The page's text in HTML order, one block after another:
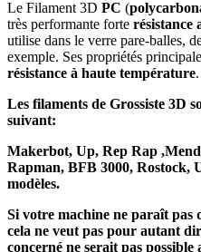
Le Filament 3D PC (
très performante forte résistance
utilise dans le verre pare-balles,
exemple. Ses propriétés
résistance à haute température.
Les filaments de Grossiste 3D
suivant:
Makerbot, Up, Rep Rap ,
Rapman, BFB 3000, Rostock,
modèles.
Si votre machine ne paraît pas
cela ne veut pas pour autant
concerné ne seraitpas possible